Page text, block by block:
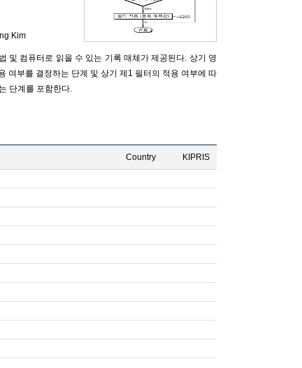
Kim
및 컴퓨터로 읽을 수 있는 기록 매체가 제공된다. 상기 영
여부를 결정하는 단계 및 상기 제1 필터의 적용 여부에 따
단계를 포함한다.
Country KIPRIS